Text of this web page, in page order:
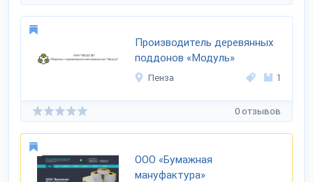
Производитель деревянных
поддонов «Модуль»
Пенза 1
0 отзывов
ООО «Бумажная
мануфактура»